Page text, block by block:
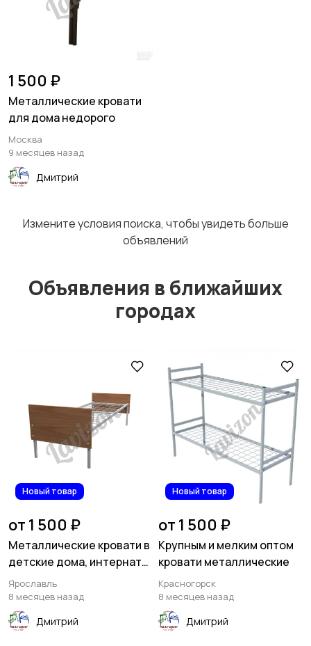
1 500 ₽
Металлические кровати
для дома недорого
Москва
9 месяцев назад
Дмитрий
Измените условия поиска, чтобы увидеть больше
объявлений
Объявления в ближайших
городах
Новый товар
от 1 500 ₽
Металлические кровати в
детские дома, интернаты,
детские сады
Ярославль
8 месяцев назад
Дмитрий
Новый товар
от 1 500 ₽
Крупным и мелким оптом
кровати металлические
Красногорск
8 месяцев назад
Дмитрий